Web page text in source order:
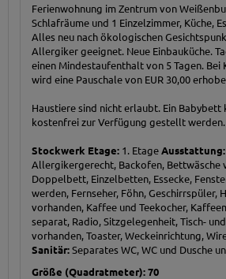
Ferienwohnung im Zentrum von
Schlafräume und 1 Einzelzimmer, Küche,
Alles neu nach ökologischen
Allergiker geeignet. Neue Einbauküche.
einen Mindestaufenthalt von 5 Tagen. Bei
wird eine Pauschale von EUR 30,00
Haustiere sind nicht erlaubt. Ein Babybett
kostenfrei zur Verfügung gestellt werden.
Stockwerk Etage: 1. EtageAusstattung:
Allergikergerecht, Backofen, Bettwäsche
Doppelbett, Einzelbetten, Essecke,
werden, Fernseher, Föhn, Geschirrspüler,
vorhanden, Kaffee und Teekocher,
separat, Radio, Sitzgelegenheit, Tisch-
vorhanden, Toaster, Weckeinrichtung,
Sanitär:Separates WC, WC und Dusche
Größe (Quadratmeter): 70